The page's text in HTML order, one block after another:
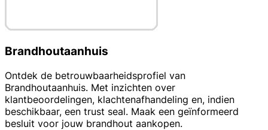
Brandhoutaanhuis
Ontdek de betrouwbaarheidsprofiel van
Brandhoutaanhuis. Met inzichten over
klantbeoordelingen, klachtenafhandeling en, indien
beschikbaar, een trust seal. Maak een geïnformeerd
besluit voor jouw brandhout aankopen.